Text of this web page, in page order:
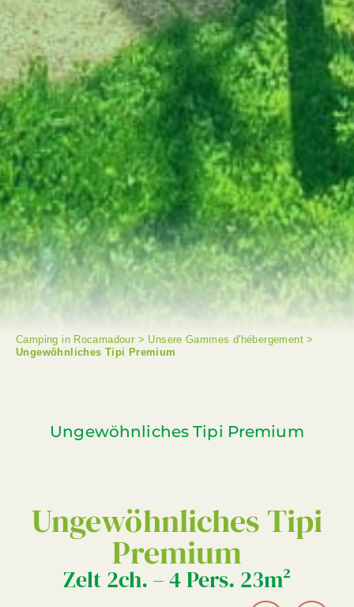
Camping in Rocamadour > Unsere Gammes d'hébergement>
Ungewöhnliches Tipi Premium
Ungewöhnliches Tipi Premium
Ungewöhnliches Tipi
Premium
Zelt 2ch. – 4 Pers. 23m²